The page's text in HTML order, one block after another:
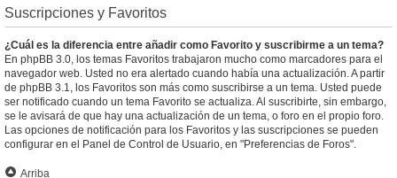
Suscripciones y Favoritos
¿Cuál es la diferencia entre añadir como Favorito y suscribirme a un tema?
En phpBB 3.0, los temas Favoritos trabajaron mucho como marcadores para el
navegador web. Usted no era alertado cuando había una actualización. A partir
de phpBB 3.1, los Favoritos son más como suscribirse a un tema. Usted puede
ser notificado cuando un tema Favorito se actualiza. Al suscribirte, sin embargo,
se le avisará de que hay una actualización de un tema, o foro en el propio foro.
Las opciones de notificación para los Favoritos y las suscripciones se pueden
configurar en el Panel de Control de Usuario, en "Preferencias de Foros".
Arriba